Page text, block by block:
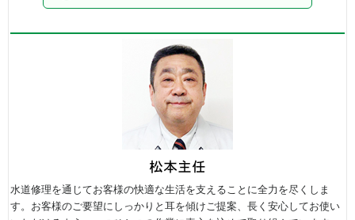
水道修理を通じてお客様の快適な生活を支えることに全力を尽くしま
す。お客様のご要望にしっかりと耳を傾けご提案、長く安心してお使い